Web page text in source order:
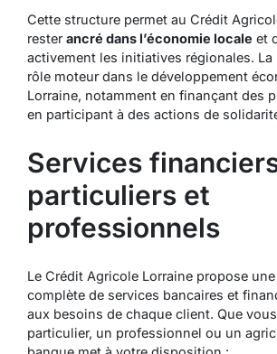
Cette structure permet au Crédit
resterancré dans l’économie locale et
activement les initiatives régionales. La
rôle moteur dans le développement
Lorraine, notamment en finançant des
en participant à des actions de
Services
particuliers et
professionnels
Le Crédit Agricole Lorraine propose
complète de services bancaires et
aux besoins de chaque client. Que
particulier, un professionnel ou un